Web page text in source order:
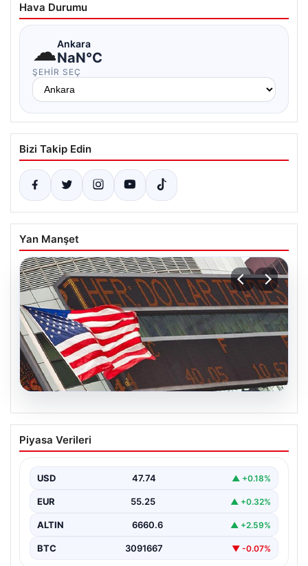
Hava Durumu
☁Ankara
NaN°C
ŞEHIR SEÇ
Bizi Takip Edin
Yan Manşet
08.08.2026
FED Nisan toplantısı için geri sayım:
Karar ne zaman ve piyasaları nasıl
Altın, dolar, hisse senetleri ve kripto para piyasalarının
Piyasa Verileri
USD 47.74 ▲ +0.18%
EUR 55.25 ▲ +0.32%
ALTIN 6660.6 ▲ +2.59%
BTC 3091667 ▼ -0.07%